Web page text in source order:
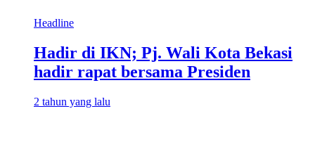
Headline
Hadir di IKN; Pj. Wali Kota Bekasi
hadir rapat bersama Presiden
2 tahun yang lalu